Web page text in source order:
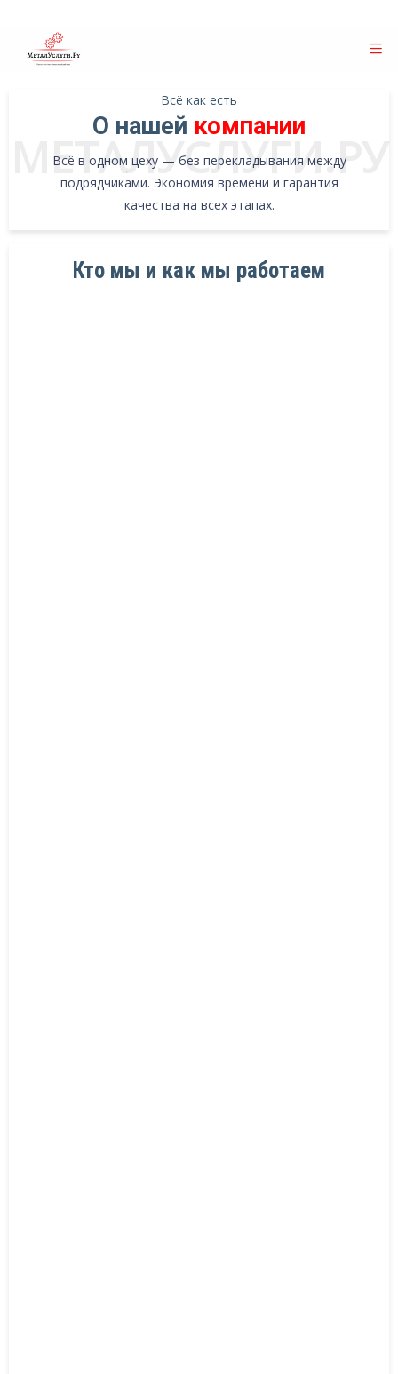
МЕТАЛУСЛУГИ.РУ
Всё как есть
О нашей компании
Всё в одном цеху — без перекладывания между
подрядчиками. Экономия времени и гарантия
качества на всех этапах.
Кто мы и как мы работаем